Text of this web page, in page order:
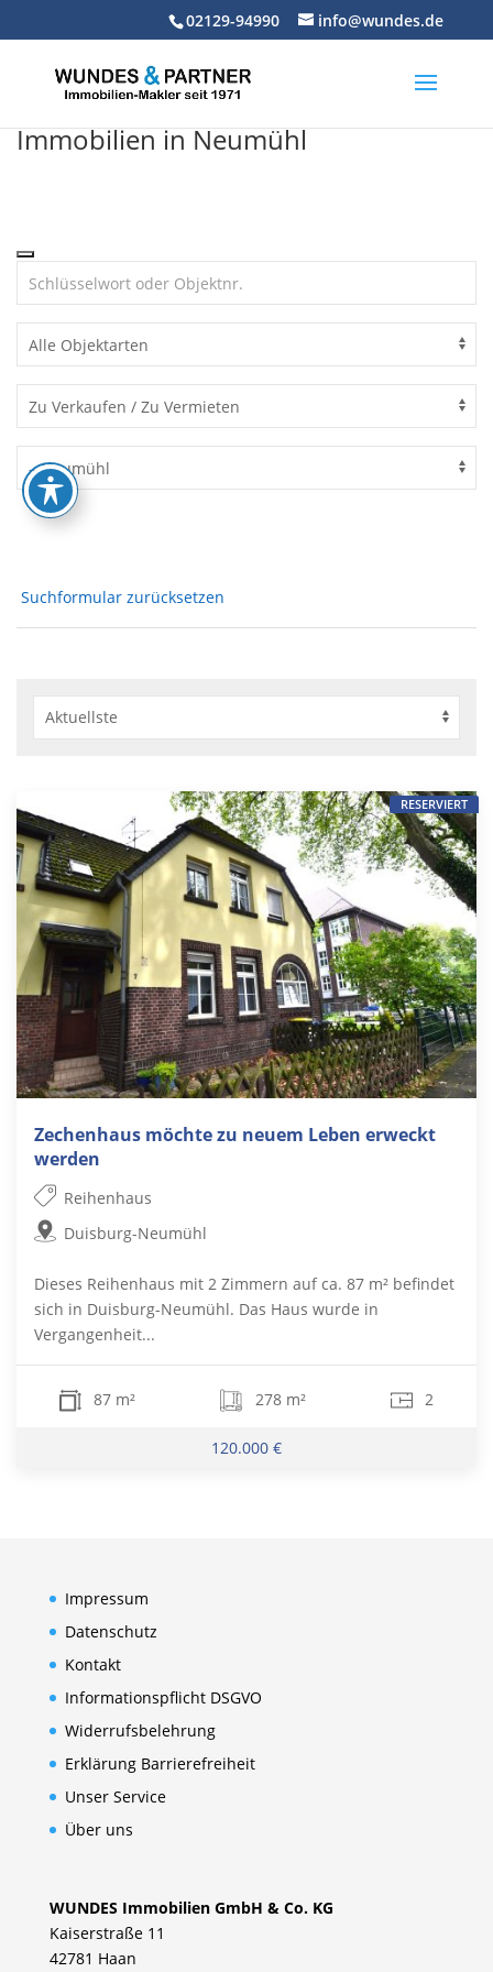
02129-94990 info@wundes.de
Immobilien in Neumühl
Suchformular zurücksetzen
Zechenhaus möchte zu neuem Leben erweckt
werden
Reihenhaus
Duisburg-Neumühl
Dieses Reihenhaus mit 2 Zimmern auf ca. 87 m² befindet
sich in Duisburg-Neumühl. Das Haus wurde in
Vergangenheit...
87 m² 278 m² 2
120.000 €
RESERVIERT
Impressum
Datenschutz
Kontakt
Informationspflicht DSGVO
Widerrufsbelehrung
Erklärung Barrierefreiheit
Unser Service
Über uns
WUNDES Immobilien GmbH & Co. KG
Kaiserstraße 11
42781 Haan